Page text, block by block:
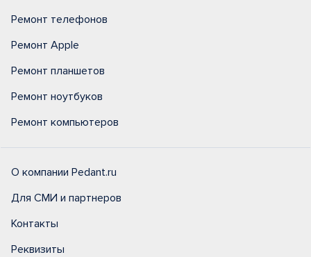
Ремонт телефонов
Ремонт Apple
Ремонт планшетов
Ремонт ноутбуков
Ремонт компьютеров
О компании Pedant.ru
Для СМИ и партнеров
Контакты
Реквизиты